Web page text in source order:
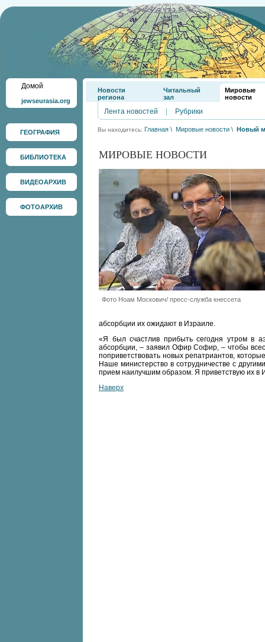
Домой
jewseurasia.org
ГЕОГРАФИЯ
БИБЛИОТЕКА
ВИДЕОАРХИВ
ФОТОАРХИВ
Новости
региона
Читальный
зал
Мировые
новости
Лента новостей Рубрики
Вы находитесь: Главная \ Мировые новости \ Новый
МИРОВЫЕ НОВОСТИ
Фото Ноам Москович/ пресс-служба кнессета
абсорбции их ожидают в Израиле.
«Я был счастлив прибыть сегодня утром в
абсорбции, – заявил Офир Софир, – чтобы
поприветствовать новых репатриантов,
Наше министерство в сотрудничестве с
прием наилучшим образом. Я приветствую их в
Наверх